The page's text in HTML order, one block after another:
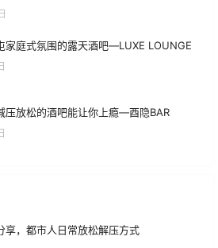
家庭式氛围的露天酒吧—LUXE LOUNGE
压放松的酒吧能让你上瘾—酉隐BAR
享，都市人日常放松解压方式